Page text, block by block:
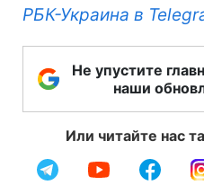
РБК-Украина в
Не упустите
наши
Или читайте нас